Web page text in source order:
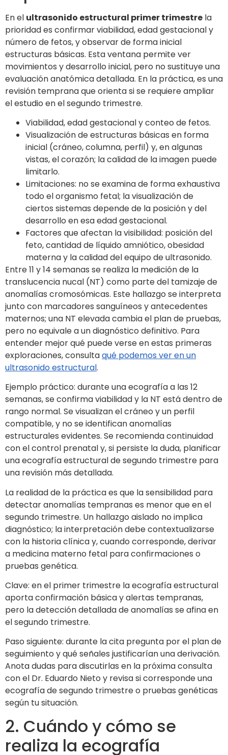
En el ultrasonido estructural primer trimestre la
prioridad es confirmar viabilidad, edad gestacional y
número de fetos, y observar de forma inicial
estructuras básicas. Esta ventana permite ver
movimientos y desarrollo inicial, pero no sustituye una
evaluación anatómica detallada. En la práctica, es una
revisión temprana que orienta si se requiere ampliar
el estudio en el segundo trimestre.
Viabilidad, edad gestacional y conteo de fetos.
Visualización de estructuras básicas en forma
inicial (cráneo, columna, perfil) y, en algunas
vistas, el corazón; la calidad de la imagen puede
limitarlo.
Limitaciones: no se examina de forma exhaustiva
todo el organismo fetal; la visualización de
ciertos sistemas depende de la posición y del
desarrollo en esa edad gestacional.
Factores que afectan la visibilidad: posición del
feto, cantidad de líquido amniótico, obesidad
materna y la calidad del equipo de ultrasonido.
Entre 11 y 14 semanas se realiza la medición de la
translucencia nucal (NT) como parte del tamizaje de
anomalías cromosómicas. Este hallazgo se interpreta
junto con marcadores sanguíneos y antecedentes
maternos; una NT elevada cambia el plan de pruebas,
pero no equivale a un diagnóstico definitivo. Para
entender mejor qué puede verse en estas primeras
exploraciones, consultaqué podemos ver en un
ultrasonido estructural.
Ejemplo práctico: durante una ecografía a las 12
semanas, se confirma viabilidad y la NT está dentro de
rango normal. Se visualizan el cráneo y un perfil
compatible, y no se identifican anomalías
estructurales evidentes. Se recomienda continuidad
con el control prenatal y, si persiste la duda, planificar
una ecografía estructural de segundo trimestre para
una revisión más detallada.
La realidad de la práctica es que la sensibilidad para
detectar anomalías tempranas es menor que en el
segundo trimestre. Un hallazgo aislado no implica
diagnóstico; la interpretación debe contextualizarse
con la historia clínica y, cuando corresponde, derivar
a medicina materno fetal para confirmaciones o
pruebas genética.
Clave: en el primer trimestre la ecografía estructural
aporta confirmación básica y alertas tempranas,
pero la detección detallada de anomalías se afina en
el segundo trimestre.
Paso siguiente: durante la cita pregunta por el plan de
seguimiento y qué señales justificarían una derivación.
Anota dudas para discutirlas en la próxima consulta
con el Dr. Eduardo Nieto y revisa si corresponde una
ecografía de segundo trimestre o pruebas genéticas
según tu situación.
2. Cuándo y cómo se
realiza la ecografía